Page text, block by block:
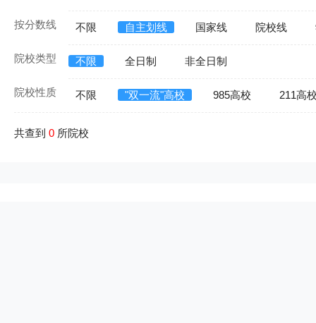
按分数线 不限 自主划线 国家线 院校线
院校类型 不限 全日制 非全日制
院校性质 不限 "双一流"高校 985高校 211高
共查到 0 所院校